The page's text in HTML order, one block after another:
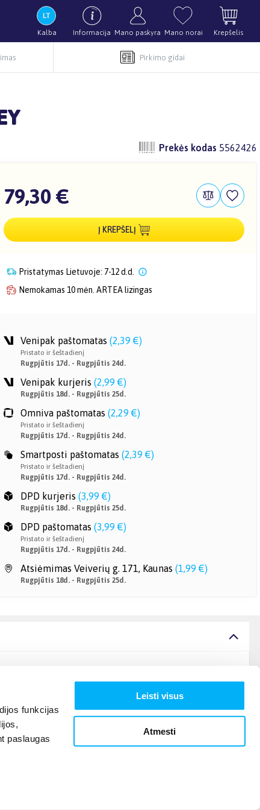
funkcijas
paslaugas
Leisti visus
Atmesti
Kalba Informacija Mano paskyra Mano norai Krepšelis
Pirkimo gidai
Prekės kodas 5562426
79,30 €
Į KREPŠELĮ
Pristatymas Lietuvoje: 7-12 d.d.
Nemokamas 10 mėn. ARTEA lizingas
Venipak paštomatas (2,39 €)
Pristato ir šeštadienį
Rugpjūtis 17d. - Rugpjūtis 24d.
Venipak kurjeris (2,99 €)
Rugpjūtis 18d. - Rugpjūtis 25d.
Omniva paštomatas (2,29 €)
Pristato ir šeštadienį
Rugpjūtis 17d. - Rugpjūtis 24d.
Smartposti paštomatas (2,39 €)
Pristato ir šeštadienį
Rugpjūtis 17d. - Rugpjūtis 24d.
DPD kurjeris (3,99 €)
Rugpjūtis 18d. - Rugpjūtis 25d.
DPD paštomatas (3,99 €)
Pristato ir šeštadienį
Rugpjūtis 17d. - Rugpjūtis 24d.
Atsiėmimas Veiverių g. 171, Kaunas (1,99 €)
Rugpjūtis 18d. - Rugpjūtis 25d.